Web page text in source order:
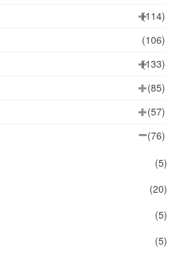
(114)
(106)
(133)
(85)
(57)
(76)
(5)
(20)
(5)
(5)